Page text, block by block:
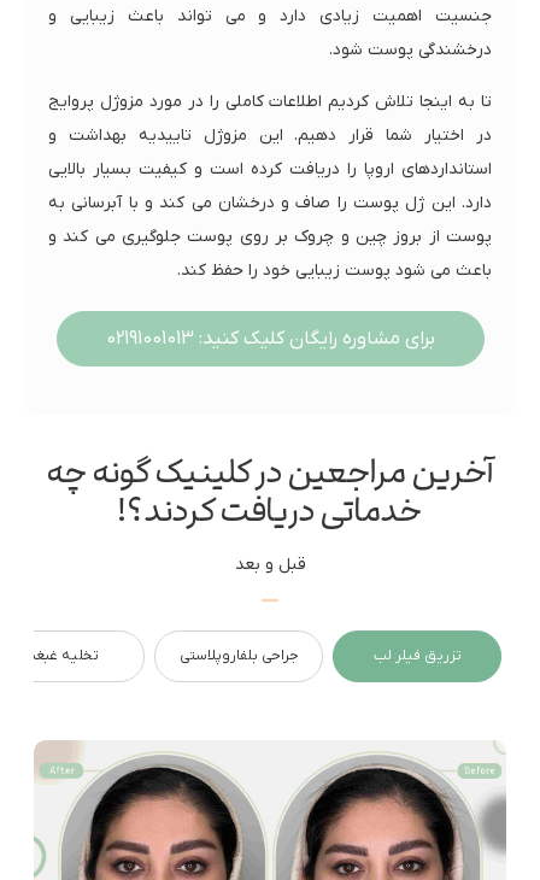
جنسیت اهمیت زیادی دارد و می تواند باعث زیبایی و
درخشندگی پوست شود.
تا به اینجا تلاش کردیم اطلاعات کاملی را در مورد مزوژل پروایج
در اختیار شما قرار دهیم. این مزوژل تاییدیه بهداشت و
استانداردهای اروپا را دریافت کرده است و کیفیت بسیار بالایی
دارد. این ژل پوست را صاف و درخشان می کند و با آبرسانی به
پوست از بروز چین و چروک بر روی پوست جلوگیری می کند و
باعث می شود پوست زیبایی خود را حفظ کند.
برای مشاوره رایگان کلیک کنید: 02191001013
آخرین مراجعین در کلینیک گونه چه
خدماتی دریافت کردند؟!
قبل و بعد
تزریق فیلر لب جراحی بلفاروپلاستی تخلیه غبغب